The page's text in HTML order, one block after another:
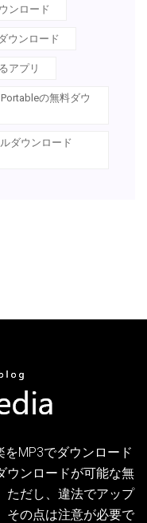
ンロード
ウンロード
アプリ
の無料ダウ
ダウンロード
をMP3でダウンロード
ウンロードが可能な無
ただし、違法でアップ
その点は注意が必要で